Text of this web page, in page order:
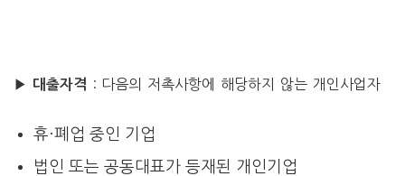
▶ 대출자격 : 다음의 저촉사항에 해당하지 않는 개인사업자
휴·폐업 중인 기업
법인 또는 공동대표가 등재된 개인기업